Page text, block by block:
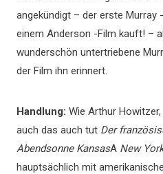
angekündigt – der erste Murray
einem Anderson -Film kauft! –
wunderschön untertriebene
der Film ihn erinnert.
Handlung: Wie Arthur
auch das auch tut Der
Abendsonne KansasA New
hauptsächlich mit